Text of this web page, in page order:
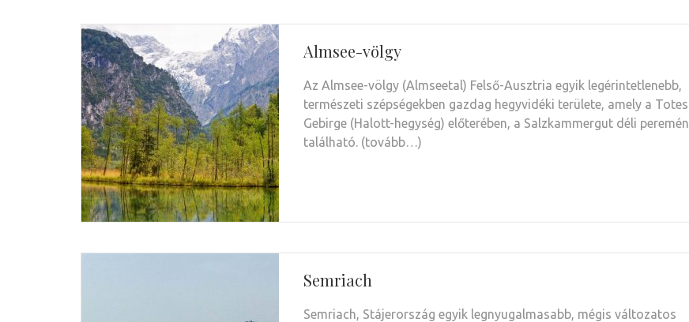
Almsee-völgy
Az Almsee-völgy (Almseetal) Felső-Ausztria egyik legérintetlenebb,
természeti szépségekben gazdag hegyvidéki területe, amely a Totes
Gebirge (Halott-hegység) előterében, a Salzkammergut déli peremén
található. (tovább…)
Semriach
Semriach, Stájerország egyik legnyugalmasabb, mégis változatos